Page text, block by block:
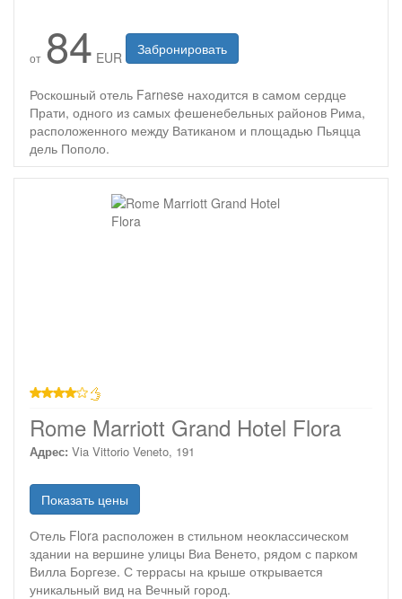
от 84 EUR Забронировать
Роскошный отель Farnese находится в самом сердце
Прати, одного из самых фешенебельных районов Рима,
расположенного между Ватиканом и площадью Пьяцца
дель Пополо.
Rome Marriott Grand Hotel Flora
Адрес: Via Vittorio Veneto, 191
Показать цены
Отель Flora расположен в стильном неоклассическом
здании на вершине улицы Виа Венето, рядом с парком
Вилла Боргезе. С террасы на крыше открывается
уникальный вид на Вечный город.